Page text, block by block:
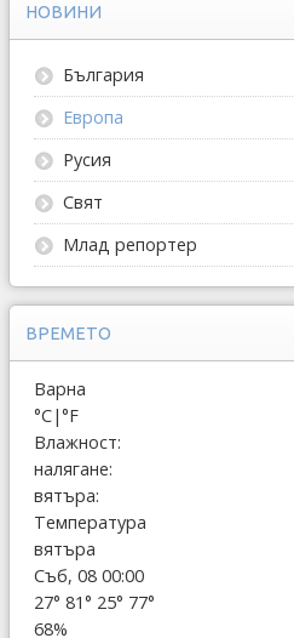
НОВИНИ
България
Европа
Русия
Свят
Млад репортер
ВРЕМЕТО
Варна
°C|°F
Влажност:
налягане:
вятъра:
Температура
вятъра
Съб, 08 00:00
27° 81° 25° 77°
68%